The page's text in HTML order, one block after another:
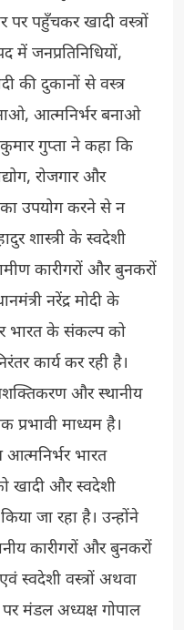
पर पहुँचकर खादी वस्त्रों
में जनप्रतिनिधियों,
की दुकानों से वस्त्र
आत्मनिर्भर बनाओ
गुप्ता ने कहा कि
रोजगार और
का उपयोग करने से न
शास्त्री के स्वदेशी
कारीगरों और बुनकरों
नरेंद्र मोदी के
भारत के संकल्प को
कार्य कर रही है।
और स्थानीय
प्रभावी माध्यम है।
भारत
खादी और स्वदेशी
जा रहा है। उन्होंने
कारीगरों और बुनकरों
स्वदेशी वस्त्रों अथवा
मंडल अध्यक्ष गोपाल